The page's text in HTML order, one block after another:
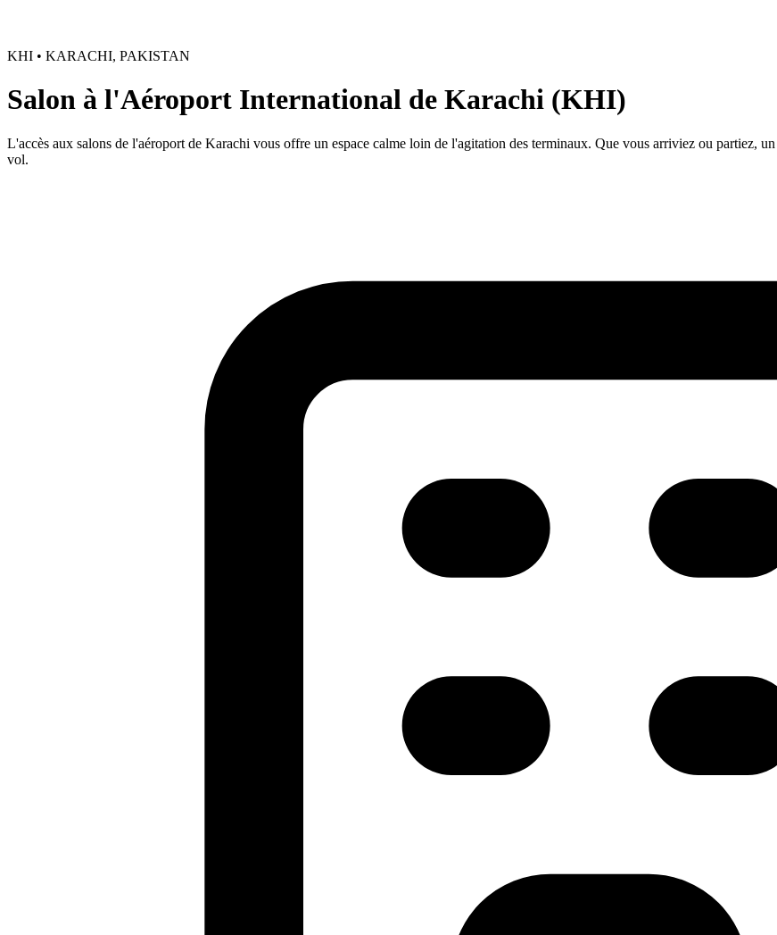
KHI • KARACHI, PAKISTAN
Salon à l'Aéroport International de Karachi (KHI)
L'accès aux salons de l'aéroport de Karachi vous offre un espace calme loin de l'agitation des terminaux. Que vous arriviez ou partiez,
vol.